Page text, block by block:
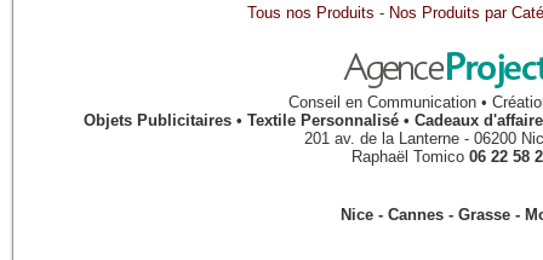
Tous nos Produits - Nos Produits par
Conseil en Communication •
Objets Publicitaires • Textile Personnalisé • Cadeaux
201 av. de la Lanterne - 06200
Raphaël Tomico 06 22 58
Nice - Cannes - Grasse -